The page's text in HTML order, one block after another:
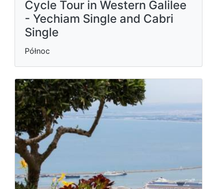
Cycle Tour in Western Galilee
- Yechiam Single and Cabri
Single
Północ